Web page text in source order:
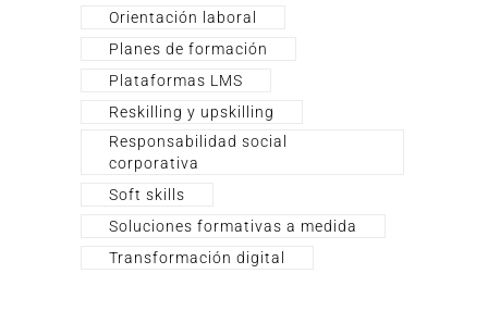
Orientación laboral
Planes de formación
Plataformas LMS
Reskilling y upskilling
Responsabilidad social
corporativa
Soft skills
Soluciones formativas a medida
Transformación digital